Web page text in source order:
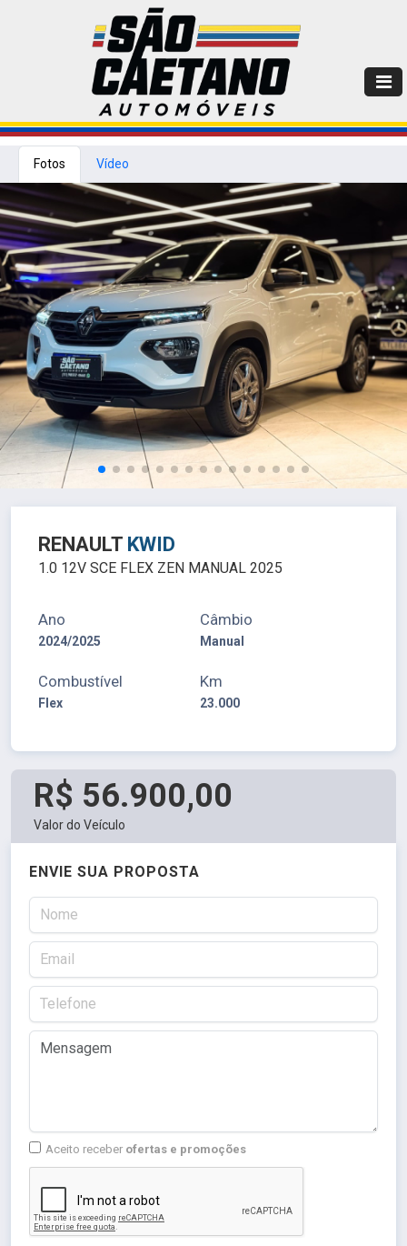
Fotos Vídeo
RENAULT KWID
1.0 12V SCE FLEX ZEN MANUAL 2025
Ano
2024/2025
Câmbio
Manual
Combustível
Flex
Km
23.000
R$ 56.900,00
Valor do Veículo
ENVIE SUA PROPOSTA
Aceito receber ofertas e promoções